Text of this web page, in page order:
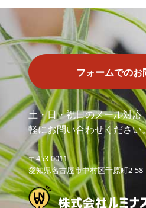
フォームでのお
土・日・祝日のメール対応
軽にお問い合わせください
〒453-0011
愛知県名古屋市中村区千原町2-